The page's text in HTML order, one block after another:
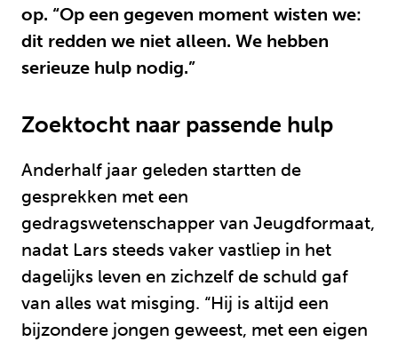
op. “Op een gegeven moment wisten we:
dit redden we niet alleen. We hebben
serieuze hulp nodig.”
Zoektocht naar passende hulp
Anderhalf jaar geleden startten de
gesprekken met een
gedragswetenschapper van Jeugdformaat,
nadat Lars steeds vaker vastliep in het
dagelijks leven en zichzelf de schuld gaf
van alles wat misging. “Hij is altijd een
bijzondere jongen geweest, met een eigen